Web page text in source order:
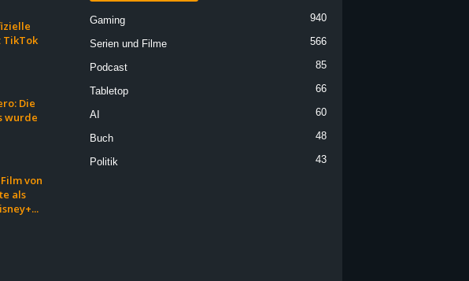
TikTok
Die
wurde
von
als
Gaming 940
Serien und Filme 566
Podcast 85
Tabletop 66
AI 60
Buch 48
Politik 43